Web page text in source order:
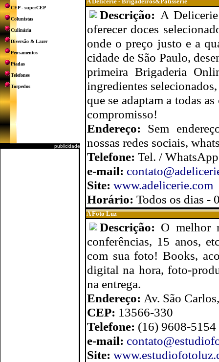
CEP - superCEP
Colunistas
Culinária
Diversão & Lazer
Pensamentos
Piadas
Telefones
Torpedos
publicidade
Descrição: A
oferecer doces
onde o preço justo e a
cidade de São Paulo,
primeira Brigaderia
ingredientes
que se adaptam a todas
compromisso!
Endereço: Sem
nossas redes sociais,
Telefone: Tel. /
e-mail:
Site: www.adelicerie.com
Horário: Todos os dias -
A Foto Luz
Descrição: O melhor
conferências, 15 anos,
com sua foto! Books,
digital na hora, foto-
na entrega.
Endereço: Av. São
CEP: 13566-330
Telefone: (16) 9608-
e-mail:
Site: